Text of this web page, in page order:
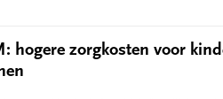
hogere zorgkosten voor